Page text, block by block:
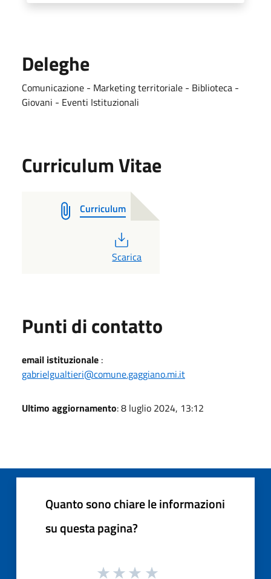
Deleghe
Comunicazione - Marketing territoriale - Biblioteca -
Giovani - Eventi Istituzionali
Curriculum Vitae
Curriculum
PDF
Scarica
Punti di contatto
email istituzionale :
gabrielgualtieri@comune.gaggiano.mi.it
Ultimo aggiornamento: 8 luglio 2024, 13:12
Quanto sono chiare le informazioni
su questa pagina?